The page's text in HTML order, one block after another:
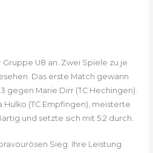
U8 an. Zwei Spiele zu je
Das erste Match gewann
gegen Marie Dirr (TC Hechingen).
Hulko (TC Empfingen), meisterte
und setzte sich mit 5:2 durch.
Sieg. Ihre Leistung